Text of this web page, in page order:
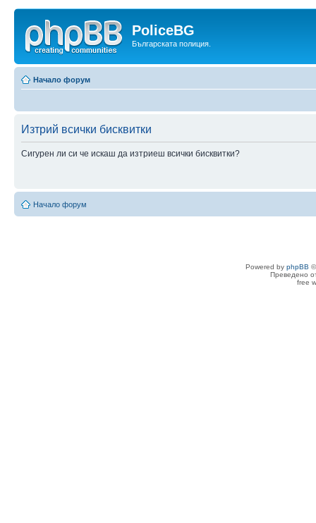
PoliceBG
Българската полиция.
Начало форум
Изтрий всички бисквитки
Сигурен ли си че искаш да изтриеш всички бисквитки?
Начало форум
Powered by phpBB
Преведено
free